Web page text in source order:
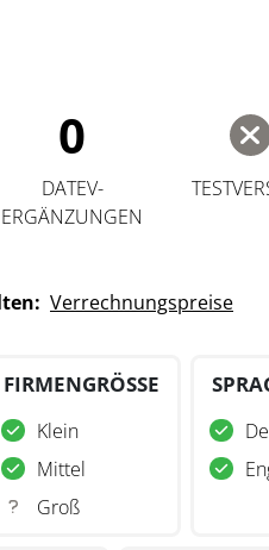
0
DATEV-
ERGÄNZUNGEN
Verrechnungspreise
FIRMENGRÖSSE
Klein
Mittel
Groß